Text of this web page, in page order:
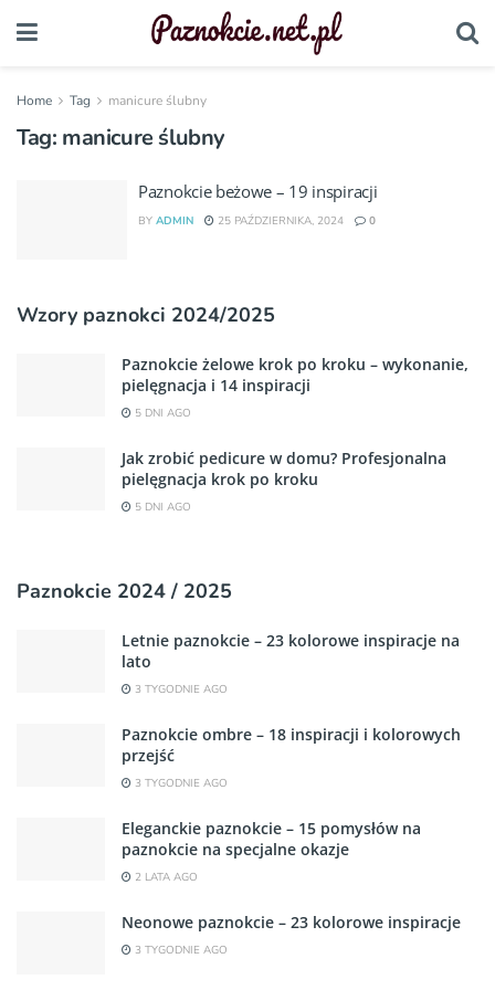
Home Tag manicure ślubny
Tag: manicure ślubny
Paznokcie beżowe – 19 inspiracji
BY ADMIN 25 PAŹDZIERNIKA, 2024 0
Wzory paznokci 2024/2025
Paznokcie żelowe krok po kroku – wykonanie,
pielęgnacja i 14 inspiracji
5 DNI AGO
Jak zrobić pedicure w domu? Profesjonalna
pielęgnacja krok po kroku
5 DNI AGO
Paznokcie 2024 / 2025
Letnie paznokcie – 23 kolorowe inspiracje na
lato
3 TYGODNIE AGO
Paznokcie ombre – 18 inspiracji i kolorowych
przejść
3 TYGODNIE AGO
Eleganckie paznokcie – 15 pomysłów na
paznokcie na specjalne okazje
2 LATA AGO
Neonowe paznokcie – 23 kolorowe inspiracje
3 TYGODNIE AGO